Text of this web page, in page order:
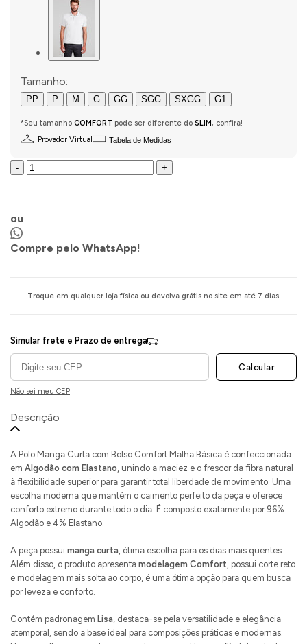
Tamanho:
PP P M G GG SGG SXGG G1
*Seu tamanho COMFORT pode ser diferente do SLIM, confira!
Provador Virtual
Tabela de Medidas
- +
ou
Compre pelo WhatsApp!
Troque em qualquer loja física ou devolva grátis no site em até 7 dias.
Simular frete e Prazo de entrega
Calcular
Não sei meu CEP
Descrição
A Polo Manga Curta com Bolso Comfort Malha Básica é confeccionada
em Algodão com Elastano, unindo a maciez e o frescor da fibra natural
à flexibilidade superior para garantir total liberdade de movimento. Uma
escolha moderna que mantém o caimento perfeito da peça e oferece
conforto extremo durante todo o dia. É composto exatamente por 96%
Algodão e 4% Elastano.
A peça possui manga curta, ótima escolha para os dias mais quentes.
Além disso, o produto apresenta modelagem Comfort, possui corte reto
e modelagem mais solta ao corpo, é uma ótima opção para quem busca
por leveza e conforto.
Contém padronagem Lisa, destaca-se pela versatilidade e elegância
atemporal, sendo a base ideal para composições práticas e modernas.